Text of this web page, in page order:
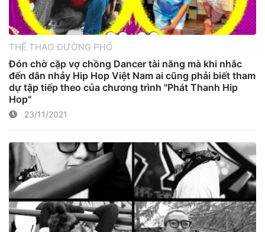
THỂ THAO ĐƯỜNG PHỐ
Đón chờ cặp vợ chồng Dancer tài năng mà khi nhắc
đến dân nhảy Hip Hop Việt Nam ai cũng phải biết tham
dự tập tiếp theo của chương trình "Phát Thanh Hip
Hop"
23/11/2021